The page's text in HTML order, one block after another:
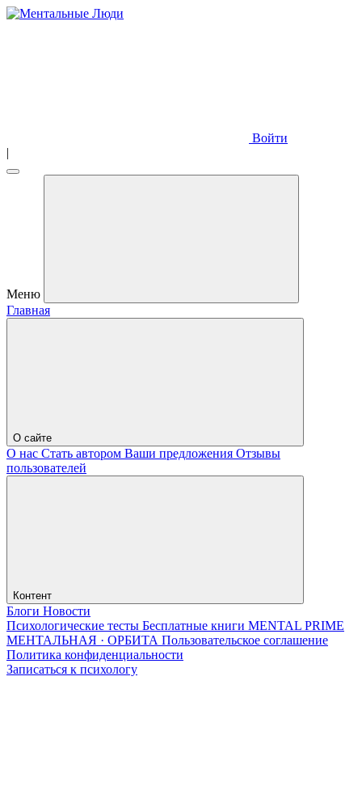
Войти
|
Меню
Главная
О сайте
О нас Стать автором Ваши предложения Отзывы
пользователей
Контент
Блоги Новости
Психологические тесты Бесплатные книги MENTAL PRIME
МЕНТАЛЬНАЯ · ОРБИТА Пользовательское соглашение
Политика конфиденциальности
Записаться к психологу